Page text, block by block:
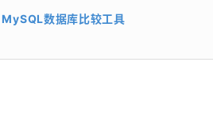
数据库比较工具